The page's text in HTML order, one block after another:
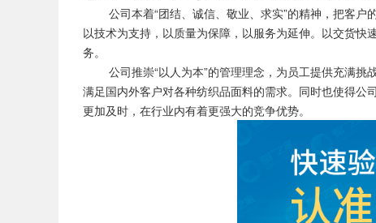
公司本着“团结、诚信、敬业、求实”的精神，把客户
以技术为支持，以质量为保障，以服务为延伸。以交货
务。
公司推崇“以人为本”的管理理念，为员工提供充满挑
满足国内外客户对各种纺织品面料的需求。同时也使得
更加及时，在行业内有着更强大的竞争优势。